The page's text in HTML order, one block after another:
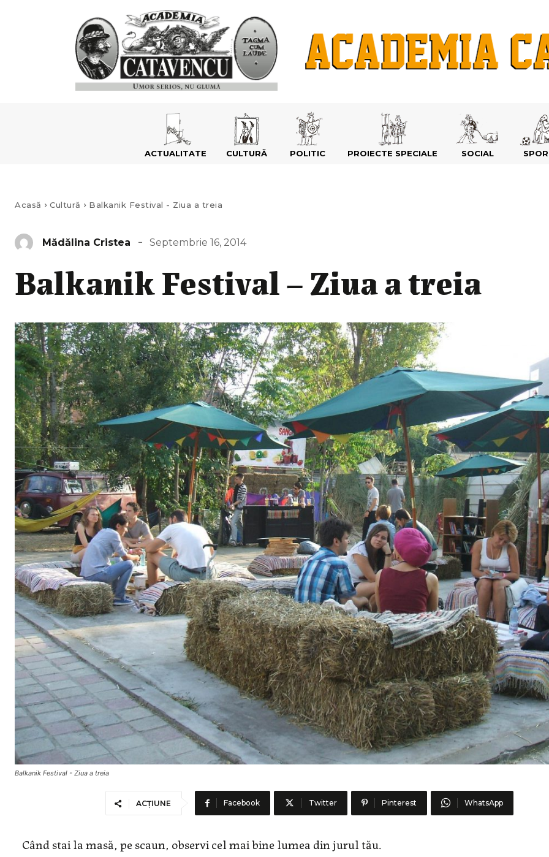
ACTUALITATE CULTURĂ POLITIC PROIECTE SPECIALE SOCIAL
Acasă Cultură Balkanik Festival - Ziua a treia
Mădălina Cristea Septembrie 16, 2014
Balkanik Festival – Ziua a treia
Balkanik Festival - Ziua a treia
ACȚIUNE Facebook Twitter Pinterest WhatsApp
Când stai la masă, pe scaun, observi cel mai bine lumea din jurul tău.